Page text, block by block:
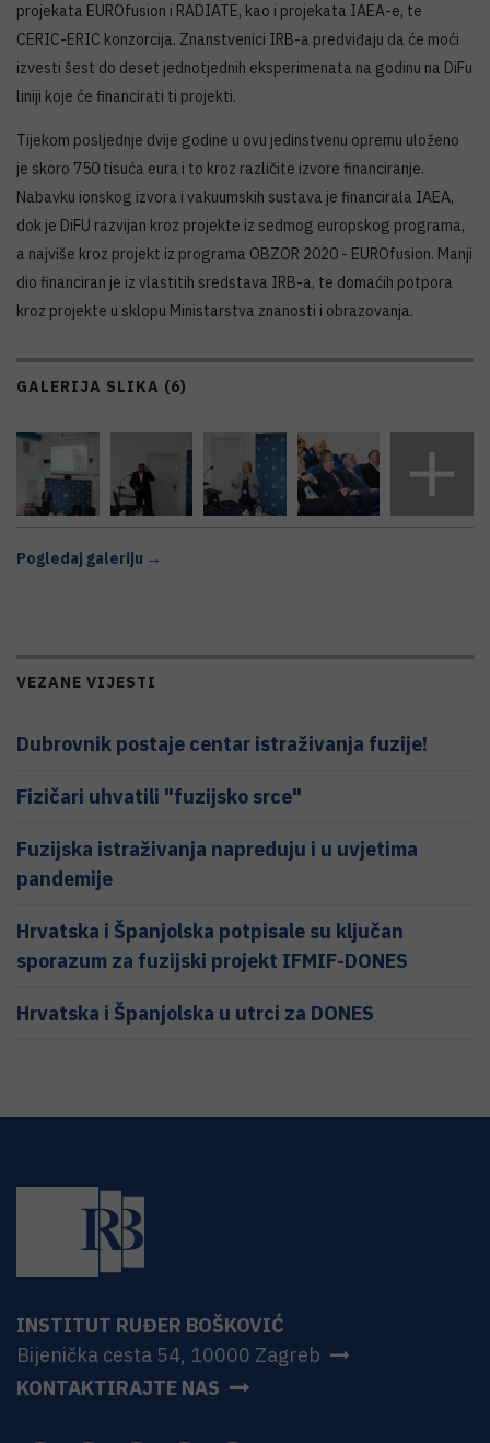
projekata EUROfusion i RADIATE, kao i projekata IAEA-e, te
CERIC-ERIC konzorcija. Znanstvenici IRB-a predviđaju da će moći
izvesti šest do deset jednotjednih eksperimenata na godinu na DiFu
liniji koje će financirati ti projekti.
Tijekom posljednje dvije godine u ovu jedinstvenu opremu uloženo
je skoro 750 tisuća eura i to kroz različite izvore financiranje.
Nabavku ionskog izvora i vakuumskih sustava je financirala IAEA,
dok je DiFU razvijan kroz projekte iz sedmog europskog programa,
a najviše kroz projekt iz programa OBZOR 2020 - EUROfusion. Manji
dio financiran je iz vlastitih sredstava IRB-a, te domaćih potpora
kroz projekte u sklopu Ministarstva znanosti i obrazovanja.
GALERIJA SLIKA (6)
Pogledaj galeriju →
VEZANE VIJESTI
Dubrovnik postaje centar istraživanja fuzije!
Fizičari uhvatili "fuzijsko srce"
Fuzijska istraživanja napreduju i u uvjetima
pandemije
Hrvatska i Španjolska potpisale su ključan
sporazum za fuzijski projekt IFMIF-DONES
Hrvatska i Španjolska u utrci za DONES
INSTITUT RUĐER BOŠKOVIĆ
Bijenička cesta 54, 10000 Zagreb
KONTAKTIRAJTE NAS